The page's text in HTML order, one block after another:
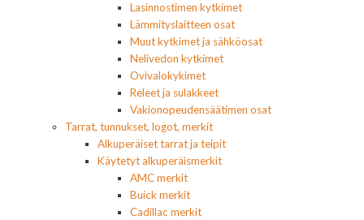
Lasinnostimen kytkimet
Lämmityslaitteen osat
Muut kytkimet ja sähköosat
Nelivedon kytkimet
Ovivalokykimet
Releet ja sulakkeet
Vakionopeudensäätimen osat
Tarrat, tunnukset, logot, merkit
Alkuperäiset tarrat ja teipit
Käytetyt alkuperäismerkit
AMC merkit
Buick merkit
Cadillac merkit